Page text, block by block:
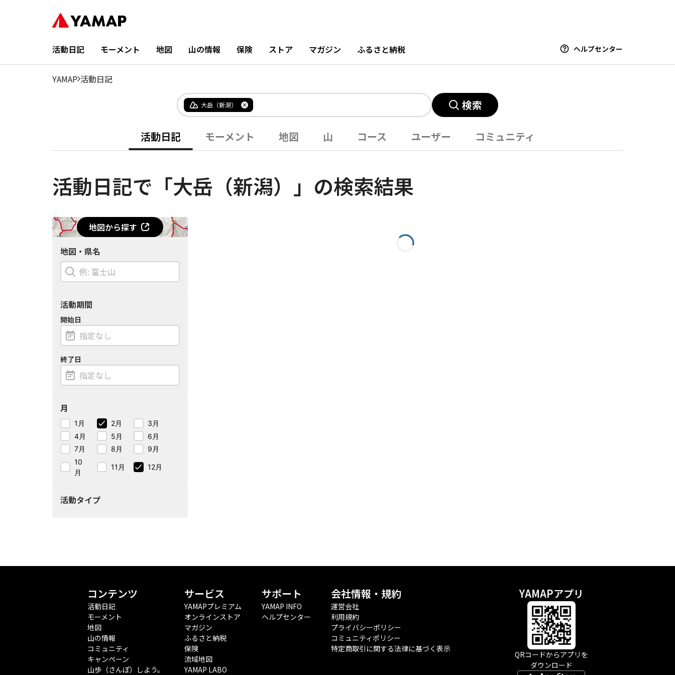
活動日記 モーメント 地図 山の情報 保険 ストア マガジン ふるさと納税 ヘルプセンター
YAMAP 活動日記
大岳（新潟） 検索
活動日記 モーメント 地図 山 コース ユーザー コミュニティ
活動日記で「大岳（新潟）」の検索結果
地図から探す
地図・県名
活動期間
開始日
終了日
月
1月 2月
3月
4月
5月
6月
7月
8月
9月
10
月
11月 12月
活動タイプ
コンテンツ
活動日記
モーメント
地図
山の情報
コミュニティ
キャンペーン
山歩（さんぽ）しよう。
サービス
YAMAPプレミアム
オンラインストア
マガジン
ふるさと納税
保険
流域地図
YAMAP LABO
サポート
YAMAP INFO
ヘルプセンター
会社情報・規約
運営会社
利用規約
プライバシーポリシー
コミュニティポリシー
特定商取引に関する法律に基づく表示
YAMAPアプリ
QRコードからアプリを
ダウンロード